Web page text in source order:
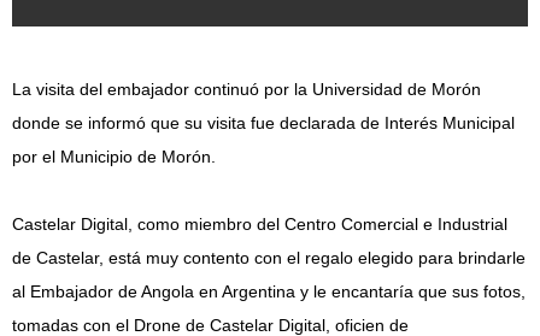
La visita del embajador continuó por la Universidad de Morón
donde se informó que su visita fue declarada de Interés Municipal
por el Municipio de Morón.
Castelar Digital, como miembro del Centro Comercial e Industrial
de Castelar, está muy contento con el regalo elegido para brindarle
al Embajador de Angola en Argentina y le encantaría que sus fotos,
tomadas con el Drone de Castelar Digital, oficien de